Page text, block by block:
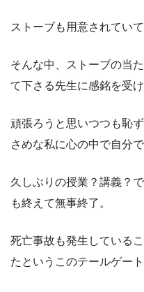
ストーブも用意されてい
そんな中、ストーブの当
て下さる先生に感銘を受け
頑張ろうと思いつつも恥
さめな私に心の中で自分
久しぶりの授業？講義？
も終えて無事終了。
死亡事故も発生している
たというこのテールゲー